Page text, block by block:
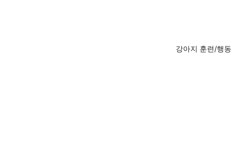
강아지 훈련/행동